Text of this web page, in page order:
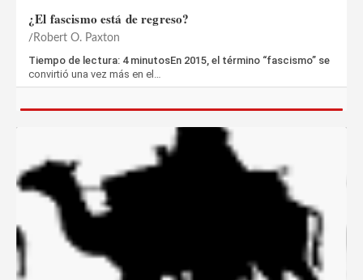
¿El fascismo está de regreso?
Robert O. Paxton
Tiempo de lectura: 4 minutosEn 2015, el término “fascismo” se
convirtió una vez más en el…